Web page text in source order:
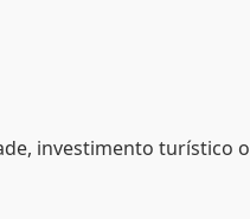
investimento turístico